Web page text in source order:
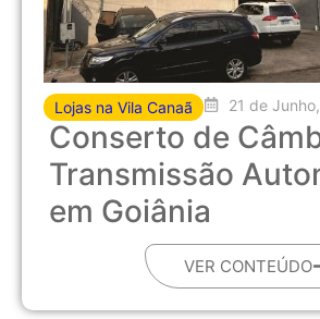
Lojas na Vila Canaã 21 de
Conserto de
Transmissão
em Goiânia
VER CONTEÚDO